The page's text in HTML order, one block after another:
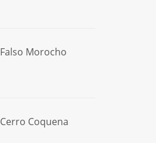
Falso Morocho
Cerro Coquena